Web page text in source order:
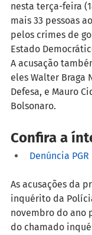
nesta terça-feira
mais 33 pessoas
pelos crimes de
Estado
A acusação
eles Walter Braga
Defesa, e Mauro
Bolsonaro.
Confira a
Denúncia PGR
As acusações da
inquérito da
novembro do ano
do chamado